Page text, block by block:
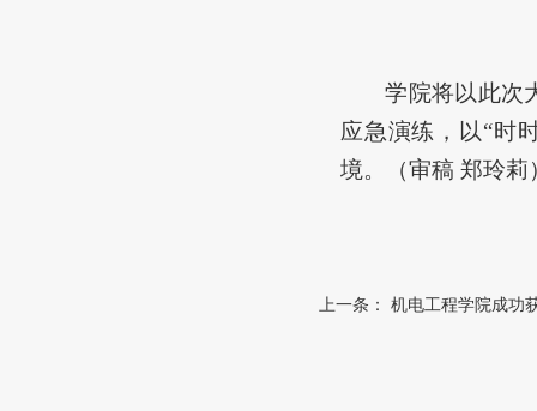
学院将以此次
应急演练，以“时
境。（审稿 郑玲莉
上一条： 机电工程学院成功